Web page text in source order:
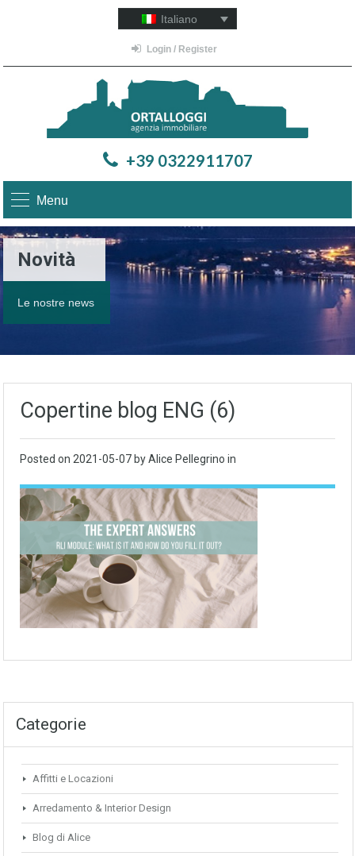
Italiano
Login / Register
+39 0322911707
Menu
Novità
Le nostre news
Copertine blog ENG (6)
Posted on 2021-05-07 by Alice Pellegrino in
Categorie
Affitti e Locazioni
Arredamento & Interior Design
Blog di Alice